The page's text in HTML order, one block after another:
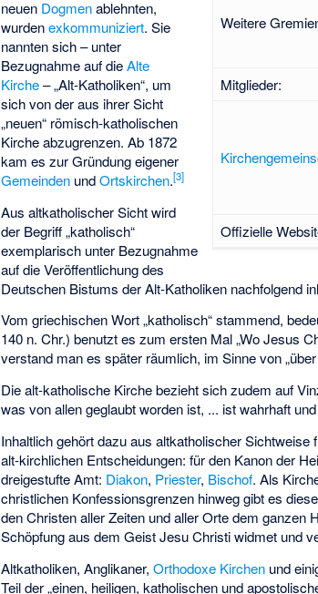
Weitere
Mitglieder:
Offizielle
neuen Dogmenablehnten,
wurdenexkommuniziert. Sie
nannten sich – unter
Bezugnahme auf dieAlte
Kirche– „Alt-Katholiken“, um
sich von der aus ihrer Sicht
„neuen“ römisch-katholischen
Kirche abzugrenzen. Ab 1872
kam es zur Gründung eigener
Gemeinden undOrtskirchen.[3]
Aus altkatholischer Sicht wird
der Begriff „katholisch“
exemplarisch unter Bezugnahme
auf die Veröffentlichung des
Deutschen Bistums der Alt-Katholiken nachfolgend
Vom griechischen Wort „katholisch“ stammend,
140 n. Chr.) benutzt es zum ersten Mal „Wo Jesus
verstand man es später räumlich, im Sinne von
Die alt-katholische Kirche bezieht sich zudem auf
was von allen geglaubt worden ist, ... ist wahrhaft
Inhaltlich gehört dazu aus altkatholischer
alt-kirchlichen Entscheidungen: für den Kanon der
dreigestufte Amt: Diakon, Priester, Bischof. Als
christlichen Konfessionsgrenzen hinweg gibt es
den Christen aller Zeiten und aller Orte dem ganzen
Schöpfung aus dem Geist Jesu Christi widmet und
Altkatholiken, Anglikaner,Orthodoxe Kirchen und
Teil der „einen, heiligen, katholischen und